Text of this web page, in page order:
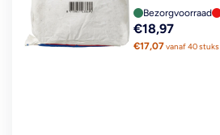
Bezorgvoorraad
Reguliere
prijs
€18,97
€17,07vanaf 40 stuks